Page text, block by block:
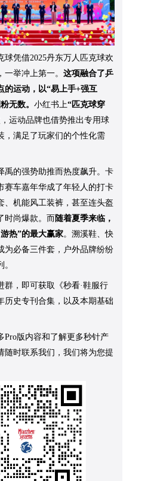
球凭借2025丹东万人匹克球欢
一举冲上第一。这项融合了乒
的运动，以“易上手+强互
无数。小红书上“匹克球穿
运动品牌也借势推出专用球
，满足了玩家们的个性化需
禹的强势助推而热度飙升。卡
赛车嘉年华成了年轻人的打卡
、机能风工装裤，甚至连头盔
时尚爆款。而 随着夏季来临，
热”的最大赢家。溯溪鞋、快
为必备三件套，户外品牌纷纷
群，即可获取《秒看·鞋服行
历史专刊合集，以及本期基础
Pro版内容和了解更多秒针产
随时联系我们，我们将为您提